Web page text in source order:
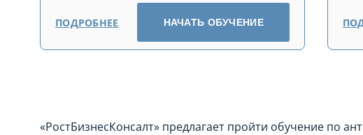
ПОДРОБНЕЕ НАЧАТЬ ОБУЧЕНИЕ
«РостБизнесКонсалт» предлагает пройти обучение по